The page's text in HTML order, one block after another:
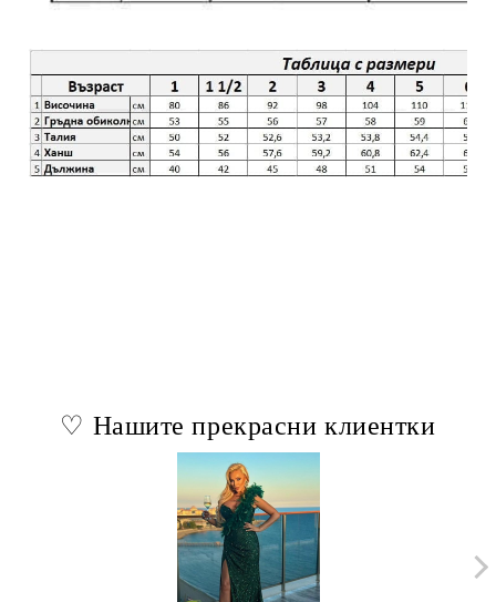
♡ Нашите прекрасни клиентки